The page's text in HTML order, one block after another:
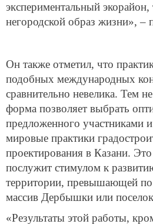
экспериментальный
негородской образ жизни», –
Он также отметил, что
подобных международных
сравнительно невелика. Тем
форма позволяет выбрать
предложенного участниками
мировые практики
проектирования в Казани.
послужит стимулом к
территории, превышающей
массив Дербышки или
«Результаты этой работы,